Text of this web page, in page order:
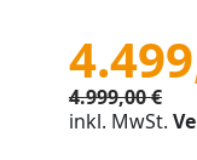
4.999,00 €
inkl. MwSt.